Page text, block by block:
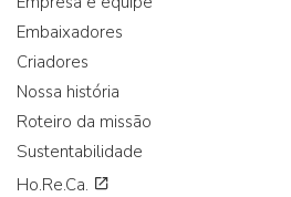
Embaixadores
Criadores
Nossa história
Roteiro da missão
Sustentabilidade
Ho.Re.Ca.